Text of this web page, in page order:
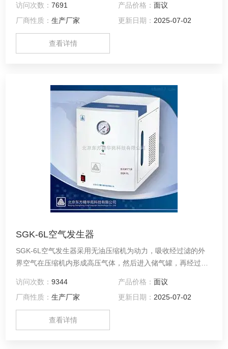
气源。
访问次数：7691 产品价格： 面议
厂商性质：生产厂家 更新日期： 2025-07-02
查看详情
SGK-6L空气发生器
SGK-6L空气发生器采用无油压缩机为动力，吸收经过滤的外
界空气在压缩机内形成高压气体，然后进入储气罐，再经过减
谱用的气源。
访问次数：9344 产品价格： 面议
厂商性质：生产厂家 更新日期： 2025-07-02
查看详情